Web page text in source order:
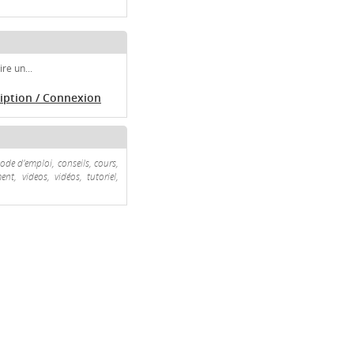
un...
/ Connexion
d'emploi, conseils, cours,
videos, vidéos, tutoriel,